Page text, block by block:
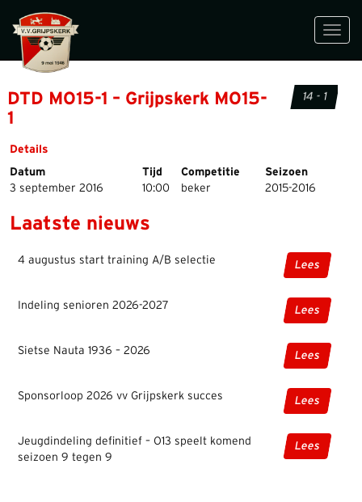
DTD MO15-1 – Grijpskerk MO15-
1
14 - 1
Details
Datum
Tijd Competitie
Seizoen
3 september 2016
10:00 beker 2015-2016
Laatste nieuws
4 augustus start training A/B selectie Lees
Indeling senioren 2026-2027 Lees
Sietse Nauta 1936 – 2026 Lees
Sponsorloop 2026 vv Grijpskerk succes Lees
Jeugdindeling definitief – O13 speelt komend
seizoen 9 tegen 9
Lees